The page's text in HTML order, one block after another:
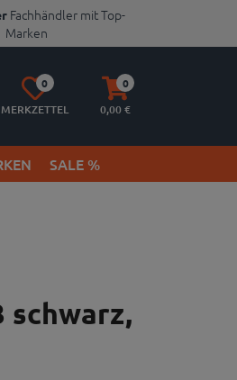
Fachhändler mit Top-
Marken
Merkzettel
aufklappen
0
MERKZETTEL
Warenkorb
aufklappen
0
0,00 €
SALE %
schwarz,